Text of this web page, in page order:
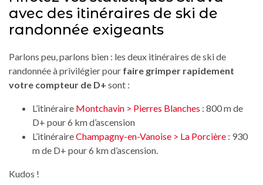
avec des itinéraires de ski de
randonnée exigeants
Parlons peu, parlons bien : les deux itinéraires de ski de
randonnée à privilégier pour faire grimper rapidement
votre compteur de D+ sont :
L’itinéraire Montchavin > Pierres Blanches : 800 m de
D+ pour 6 km d’ascension
L’itinéraireChampagny-en-Vanoise > La Porcière : 930
m de D+ pour 6 km d’ascension.
Kudos !